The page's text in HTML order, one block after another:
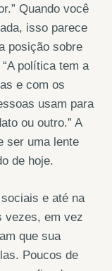
Quando você
isso parece
posição sobre
política tem a
e com os
usam para
ou outro.” A
ser uma lente
de hoje.
e até na
vezes, em vez
que sua
Poucos de